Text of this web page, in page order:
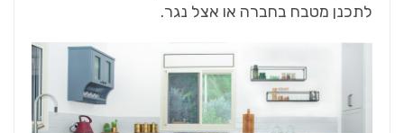
לתכנן מטבח בחברה או אצל נגר.